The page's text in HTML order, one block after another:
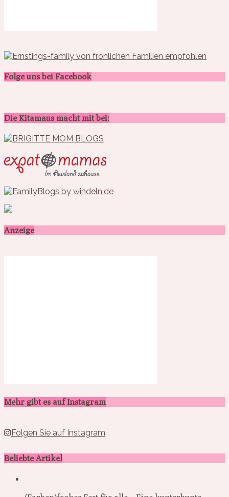
Folge uns bei Facebook
Die Kitamaus macht mit bei:
Anzeige
Mehr gibt es auf Instagram
Folgen Sie auf Instagram
Beliebte Artikel